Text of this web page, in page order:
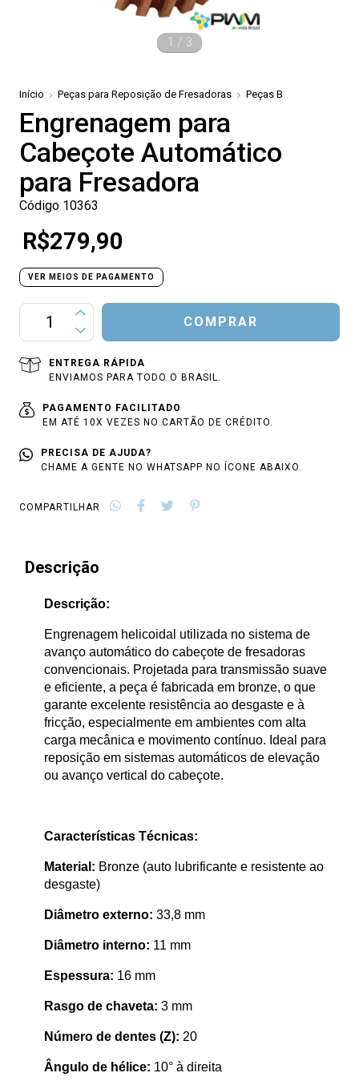
1 / 3
Início Peças para Reposição de Fresadoras Peças B
Engrenagem para
Cabeçote Automático
para Fresadora
Código 10363
R$279,90
VER MEIOS DE PAGAMENTO
ENTREGA RÁPIDA
ENVIAMOS PARA TODO O BRASIL.
PAGAMENTO FACILITADO
EM ATÉ 10X VEZES NO CARTÃO DE CRÉDITO.
PRECISA DE AJUDA?
CHAME A GENTE NO WHATSAPP NO ÍCONE ABAIXO.
COMPARTILHAR
Descrição
Descrição:
Engrenagem helicoidal utilizada no sistema de
avanço automático do cabeçote de fresadoras
convencionais. Projetada para transmissão suave
e eficiente, a peça é fabricada em bronze, o que
garante excelente resistência ao desgaste e à
fricção, especialmente em ambientes com alta
carga mecânica e movimento contínuo. Ideal para
reposição em sistemas automáticos de elevação
ou avanço vertical do cabeçote.
Características Técnicas:
Material: Bronze (auto lubrificante e resistente ao
desgaste)
Diâmetro externo: 33,8 mm
Diâmetro interno: 11 mm
Espessura: 16 mm
Rasgo de chaveta: 3 mm
Número de dentes (Z): 20
Ângulo de hélice: 10° à direita